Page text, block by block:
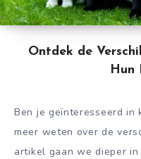
Ontdek de
Hun
Ben je geïnteresseerd
meer weten over de
artikel gaan we dieper